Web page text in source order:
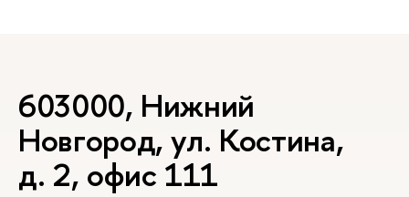
603000, Нижний
Новгород, ул. Костина,
д. 2, офис 111